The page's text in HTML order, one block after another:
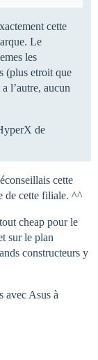
cette
Le
les
(plus etroit que
l’autre, aucun
de
cette
de cette filiale. ^^
cheap pour le
sur le plan
constructeurs y
avec Asus à